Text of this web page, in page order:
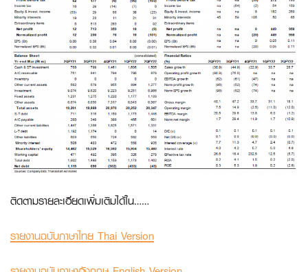
ติดตามรายละเอียดเพิ่มเติมได้ใน……
รายงานฉบับภาษาไทย Thai Version